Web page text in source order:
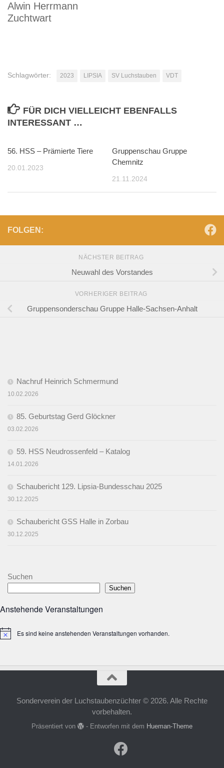
Alwin Herrmann
Zuchtwart
Schlagwörter: 2023 LIPSIA SV Luchstauben VDT
FÜR DICH VIELLEICHT EBENFALLS
INTERESSANT …
56. HSS – Prämierte Tiere
20.01.2023
Gruppenschau Gruppe
Chemnitz
21.11.2024
FOLGEN:
NÄCHSTER BEITRAG
Neuwahl des Vorstandes
VORHERIGER BEITRAG
Gruppensonderschau Gruppe Halle-Sachsen-Anhalt
Nachruf Heinrich Schmermund
10.02.2026
85. Geburtstag Gerd Glöckner
03.02.2026
59. HSS Neudrossenfeld – Katalog
14.01.2026
Schaubericht 129. Lipsia-Bundesschau 2025
30.12.2025
Schaubericht GSS Halle in Zorbau
30.12.2025
Suchen
Suchen
Anstehende Veranstaltungen
HinweisEs sind keine anstehenden Veranstaltungen vorhanden.
Sonderverein der Luchstaubenzüchter © 2026. Alle Rechte
vorbehalten.
Präsentiert von - Entworfen mit dem Hueman-Theme